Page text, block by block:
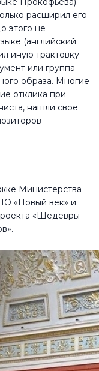
расширил его
этого не
(английский
иную трактовку
или группа
образа. Многие
отклика при
нашли своё
Министерства
«Новый век» и
«Шедевры